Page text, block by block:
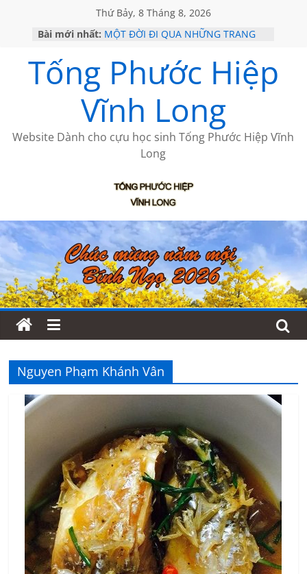
Thứ Bảy, 8 Tháng 8, 2026
Bài mới nhất: MỘT ĐỜI ĐI QUA NHỮNG TRANG
KHÔNG ĐỀ 19 CỦA THÁI LÃO
CHÙM THƠ CỦA BÍCH HÀ
GIÃ TỪ ĐÀ LẠT của ANTH ĐOÀN
HỌC SỬ HỒI XƯA
Tống Phước Hiệp
Vĩnh Long
Website Dành cho cựu học sinh Tống Phước Hiệp Vĩnh
Long
Nguyen Phạm Khánh Vân